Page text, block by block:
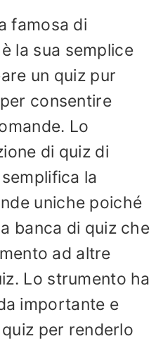
famosa di
la sua semplice
un quiz pur
consentire
Lo
di quiz di
la
uniche poiché
banca di quiz che
ad altre
Lo strumento ha
importante e
per renderlo